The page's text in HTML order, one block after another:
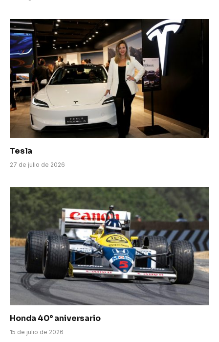
Tesla
27 de julio de 2026
Honda 40° aniversario
15 de julio de 2026